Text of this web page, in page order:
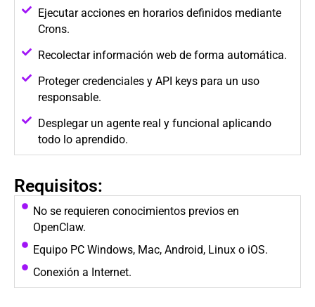
Ejecutar acciones en horarios definidos mediante
Crons.
Recolectar información web de forma automática.
Proteger credenciales y API keys para un uso
responsable.
Desplegar un agente real y funcional aplicando
todo lo aprendido.
Requisitos:
No se requieren conocimientos previos en
OpenClaw.
Equipo PC Windows, Mac, Android, Linux o iOS.
Conexión a Internet.